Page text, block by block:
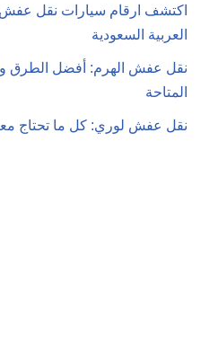
اكتشف ارقام سيارات نقل
العربية السعودية
نقل عفش الهرم: أفضل الطرق
المتاحة
نقل عفش لوري: كل ما تحتاج